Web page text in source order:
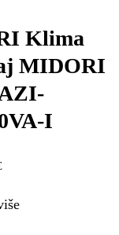
Klima
MIDORI
I